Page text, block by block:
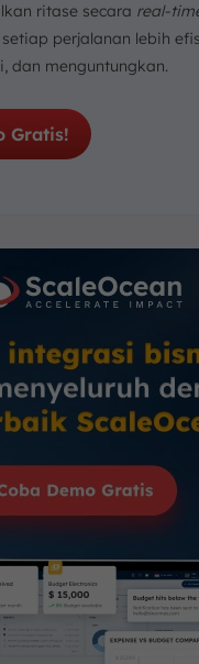
ritase secara real-
perjalanan lebih
dan menguntungkan.
Gratis!